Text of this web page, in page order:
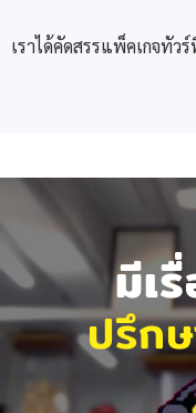
เราได้คัดสรรแพ็คเกจทั
มีเ
ปรึก